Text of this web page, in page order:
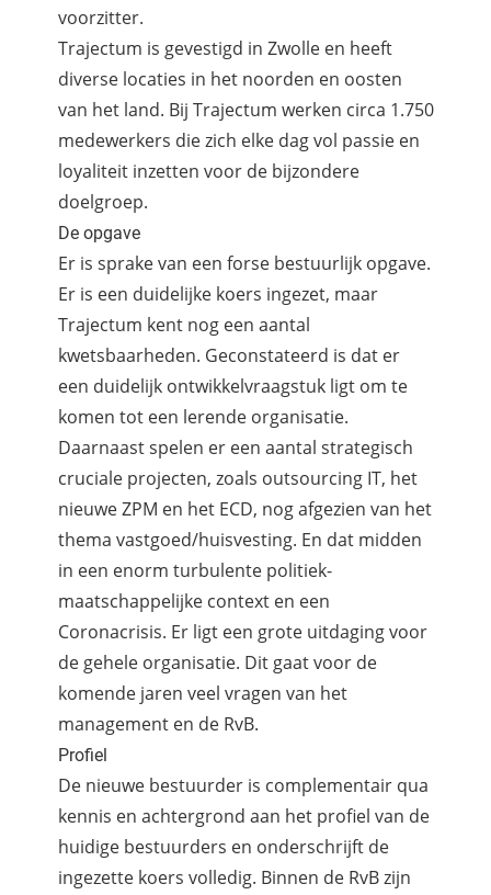
voorzitter.
Trajectum is gevestigd in Zwolle en heeft
diverse locaties in het noorden en oosten
van het land. Bij Trajectum werken circa 1.750
medewerkers die zich elke dag vol passie en
loyaliteit inzetten voor de bijzondere
doelgroep.
De opgave
Er is sprake van een forse bestuurlijk opgave.
Er is een duidelijke koers ingezet, maar
Trajectum kent nog een aantal
kwetsbaarheden. Geconstateerd is dat er
een duidelijk ontwikkelvraagstuk ligt om te
komen tot een lerende organisatie.
Daarnaast spelen er een aantal strategisch
cruciale projecten, zoals outsourcing IT, het
nieuwe ZPM en het ECD, nog afgezien van het
thema vastgoed/huisvesting. En dat midden
in een enorm turbulente politiek-
maatschappelijke context en een
Coronacrisis. Er ligt een grote uitdaging voor
de gehele organisatie. Dit gaat voor de
komende jaren veel vragen van het
management en de RvB.
Profiel
De nieuwe bestuurder is complementair qua
kennis en achtergrond aan het profiel van de
huidige bestuurders en onderschrijft de
ingezette koers volledig. Binnen de RvB zijn